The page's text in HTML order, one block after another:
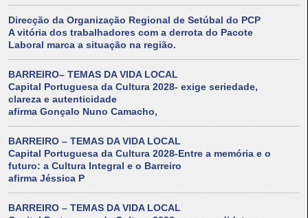
Direcção da Organização Regional de Setúbal do PCP
A vitória dos trabalhadores com a derrota do Pacote
Laboral marca a situação na região.
BARREIRO– TEMAS DA VIDA LOCAL
Capital Portuguesa da Cultura 2028- exige seriedade,
clareza e autenticidade
afirma Gonçalo Nuno Camacho,
BARREIRO – TEMAS DA VIDA LOCAL
Capital Portuguesa da Cultura 2028-Entre a memória e o
futuro: a Cultura Integral e o Barreiro
afirma Jéssica P
BARREIRO – TEMAS DA VIDA LOCAL